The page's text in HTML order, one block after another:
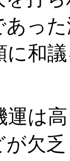
あっ
に和
運は
欠